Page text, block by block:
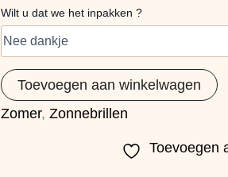
Wilt u dat we het inpakken ?
Toevoegen aan winkelwagen
Zomer, Zonnebrillen
Toevoegen